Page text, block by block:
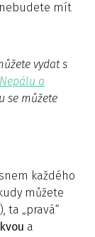
mít
vydat s
a
se můžete
každého
můžete
), ta „pravá“
a